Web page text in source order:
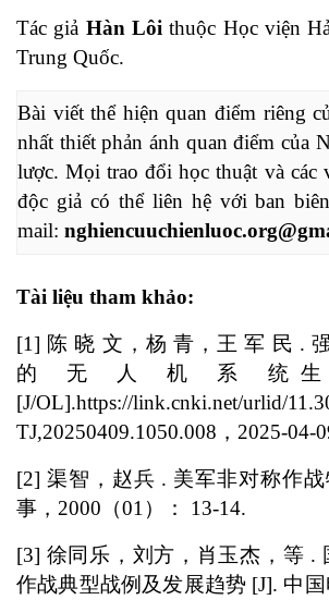
Tác giả Hàn Lôi thuộc Học viện
Trung Quốc.
Bài viết thể hiện quan điểm riêng
nhất thiết phản ánh quan điểm của
lược. Mọi trao đổi học thuật và các
độc giả có thể liên hệ với ban
mail:
Tài liệu tham khảo:
[1] 陈 晓 文，杨 青，王 军 民 .
的 无 人 机 系 统
[J/OL].https://link.cnki.net/urlid/
TJ,20250409.1050.008，2025-04-
[2] 渠智，赵兵 . 美军非对称作
事，2000（01）： 13-14.
[3] 徐同乐，刘方，肖玉杰，等 .
作战典型战例及发展趋势 [J]. 中